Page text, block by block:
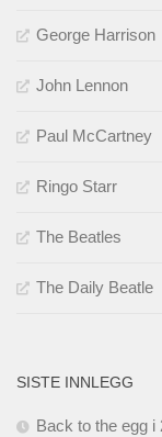
George Harrison
John Lennon
Paul McCartney
Ringo Starr
The Beatles
The Daily Beatle
SISTE INNLEGG
Back to the egg i